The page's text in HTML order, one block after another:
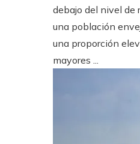
debajo del nivel de
una población
una proporción
mayores ...